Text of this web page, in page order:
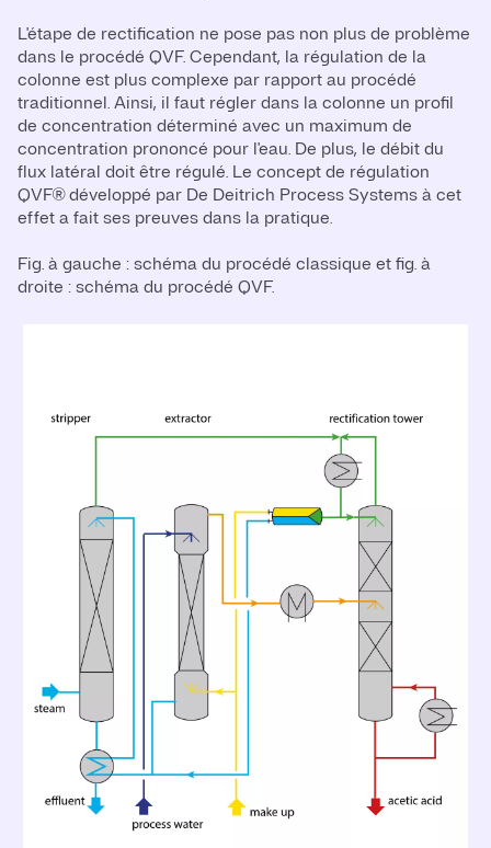
L'étape de rectification ne pose pas non plus de problème
dans le procédé QVF. Cependant, la régulation de la
colonne est plus complexe par rapport au procédé
traditionnel. Ainsi, il faut régler dans la colonne un profil
de concentration déterminé avec un maximum de
concentration prononcé pour l'eau. De plus, le débit du
flux latéral doit être régulé. Le concept de régulation
QVF® développé par De Deitrich Process Systems à cet
effet a fait ses preuves dans la pratique.
Fig. à gauche : schéma du procédé classique et fig. à
droite : schéma du procédé QVF.